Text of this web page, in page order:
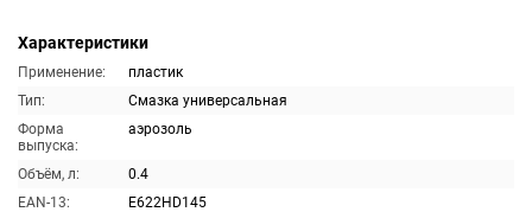
Характеристики
Применение:
пластик
Тип:
Смазка универсальная
Форма
выпуска:
аэрозоль
Объём, л:
0.4
EAN-13:
E622HD145